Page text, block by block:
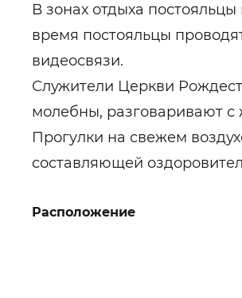
В зонах отдыха
время постояльцы
видеосвязи.
Служители Церкви
молебны, разговаривают с
Прогулки на свежем
составляющей
Расположение